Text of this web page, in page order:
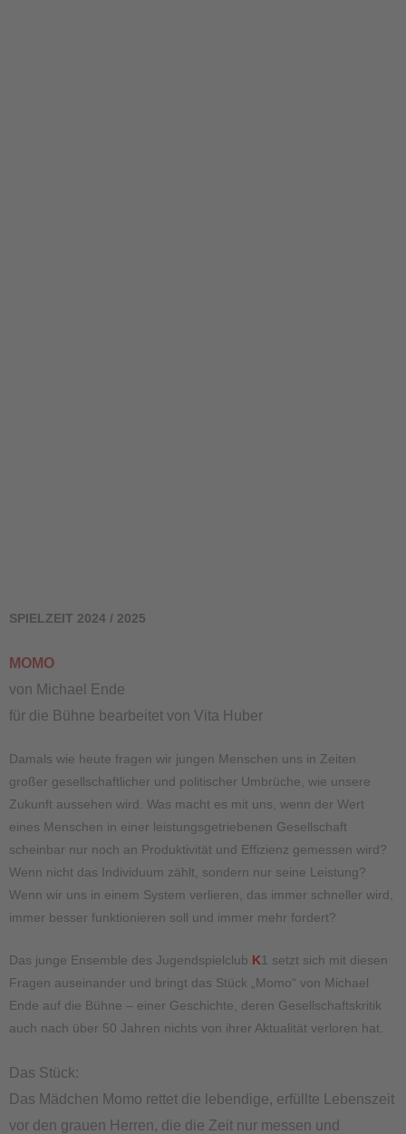
SPIELZEIT 2024 / 2025
MOMO
von Michael Ende
für die Bühne bearbeitet von Vita Huber
Damals wie heute fragen wir jungen Menschen uns in Zeiten
großer gesellschaftlicher und politischer Umbrüche, wie unsere
Zukunft aussehen wird. Was macht es mit uns, wenn der Wert
eines Menschen in einer leistungsgetriebenen Gesellschaft
scheinbar nur noch an Produktivität und Effizienz gemessen wird?
Wenn nicht das Individuum zählt, sondern nur seine Leistung?
Wenn wir uns in einem System verlieren, das immer schneller wird,
immer besser funktionieren soll und immer mehr fordert?
Das junge Ensemble des Jugendspielclub K1 setzt sich mit diesen
Fragen auseinander und bringt das Stück „Momo“ von Michael
Ende auf die Bühne – einer Geschichte, deren Gesellschaftskritik
auch nach über 50 Jahren nichts von ihrer Aktualität verloren hat.
Das Stück:
Das Mädchen Momo rettet die lebendige, erfüllte Lebenszeit
vor den grauen Herren, die die Zeit nur messen und